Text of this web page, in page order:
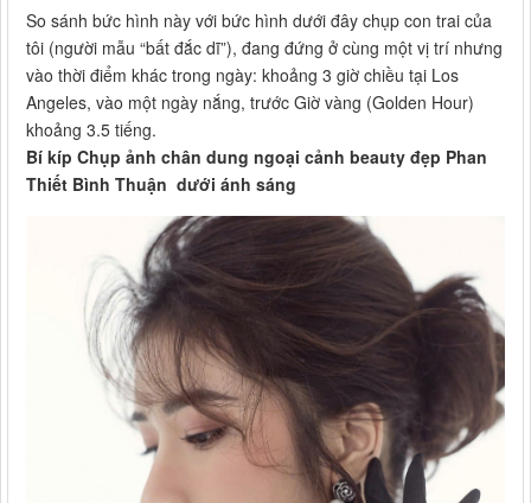
So sánh bức hình này với bức hình dưới đây chụp con trai của
tôi (người mẫu “bất đắc dĩ”), đang đứng ở cùng một vị trí nhưng
vào thời điểm khác trong ngày: khoảng 3 giờ chiều tại Los
Angeles, vào một ngày nắng, trước Giờ vàng (Golden Hour)
khoảng 3.5 tiếng.
Bí kíp Chụp ảnh chân dung ngoại cảnh beauty đẹp Phan
Thiết Bình Thuận dưới ánh sáng